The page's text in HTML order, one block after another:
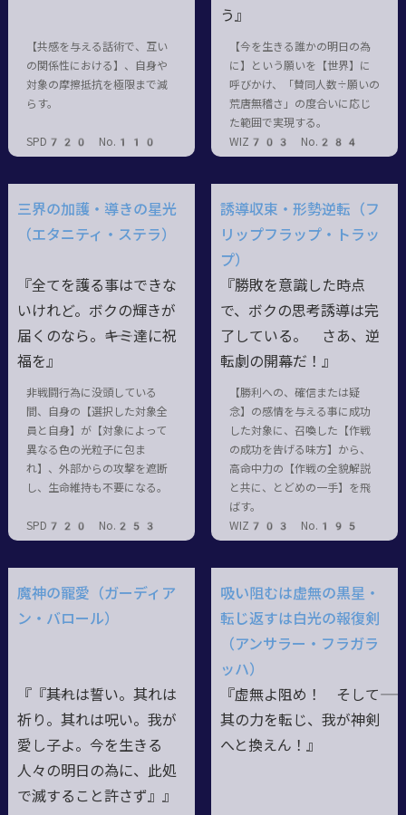
【共感を与える話術で、互い
の関係性における】、自身や
対象の摩擦抵抗を極限まで減
らす。
SPD720 No.110
う』
【今を生きる誰かの明日の為
に】という願いを【世界】に
呼びかけ、「賛同人数÷願いの
荒唐無稽さ」の度合いに応じ
た範囲で実現する。
WIZ703 No.284
三界の加護・導きの星光
（エタニティ・ステラ）
『全てを護る事はできな
いけれど。ボクの輝きが
届くのなら。――キミ達に祝
福を』
非戦闘行為に没頭している
間、自身の【選択した対象全
員と自身】が【対象によって
異なる色の光粒子に包ま
れ】、外部からの攻撃を遮断
し、生命維持も不要になる。
SPD720 No.253
誘導収束・形勢逆転（フ
リップフラップ・トラッ
プ）
『勝敗を意識した時点
で、ボクの思考誘導は完
了している。 さあ、逆
転劇の開幕だ！』
【勝利への、確信または疑
念】の感情を与える事に成功
した対象に、召喚した【作戦
の成功を告げる味方】から、
高命中力の【作戦の全貌解説
と共に、とどめの一手】を飛
ばす。
WIZ703 No.195
魔神の寵愛（ガーディア
ン・バロール）
『『――其れは誓い。其れは
祈り。其れは呪い。我が
愛し子よ。今を生きる
人々の明日の為に、此処
で滅すること許さず』』
吸い阻むは虚無の黒星・
転じ返すは白光の報復剣
（アンサラー・フラガラ
ッハ）
『虚無よ阻め！ そして――
其の力を転じ、我が神剣
へと換えん！』